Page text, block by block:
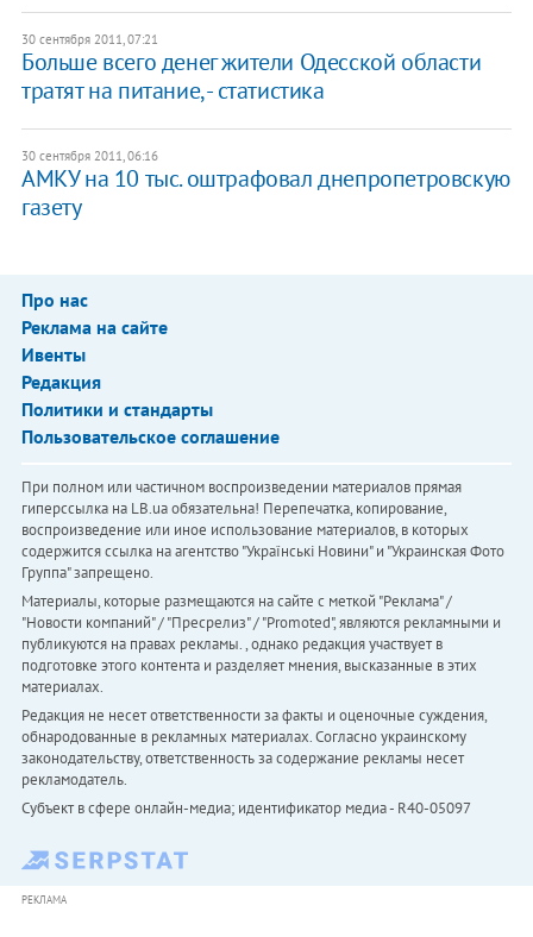
30 сентября 2011, 07:21
Больше всего денег жители Одесской области
тратят на питание, - статистика
30 сентября 2011, 06:16
АМКУ на 10 тыс. оштрафовал днепропетровскую
газету
Про нас
Реклама на сайте
Ивенты
Редакция
Политики и стандарты
Пользовательское соглашение
При полном или частичном воспроизведении материалов прямая
гиперссылка на LB.ua обязательна! Перепечатка, копирование,
воспроизведение или иное использование материалов, в которых
содержится ссылка на агентство "Українськi Новини" и "Украинская Фото
Группа" запрещено.
Материалы, которые размещаются на сайте с меткой "Реклама" /
"Новости компаний" / "Пресрелиз" / "Promoted", являются рекламными и
публикуются на правах рекламы. , однако редакция участвует в
подготовке этого контента и разделяет мнения, высказанные в этих
материалах.
Редакция не несет ответственности за факты и оценочные суждения,
обнародованные в рекламных материалах. Согласно украинскому
законодательству, ответственность за содержание рекламы несет
рекламодатель.
Субъект в сфере онлайн-медиа; идентификатор медиа - R40-05097
РЕКЛАМА